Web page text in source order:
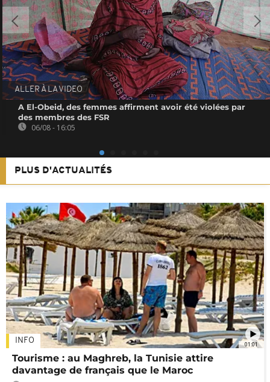
ALLER À LA VIDEO
A El-Obeid, des femmes affirment avoir été violées par
des membres des FSR
06/08 - 16:05
PLUS D'ACTUALITÉS
01:01
INFO
Tourisme : au Maghreb, la Tunisie attire
davantage de français que le Maroc